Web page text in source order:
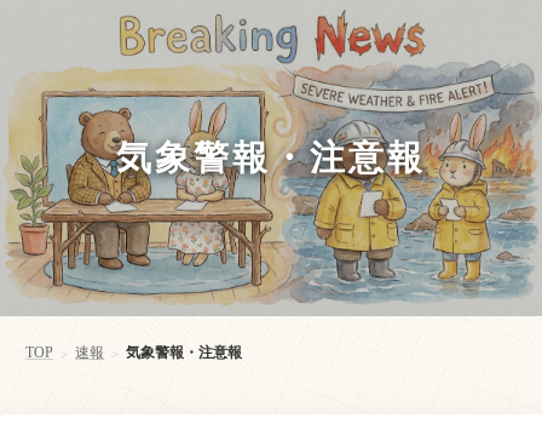
気象警報・注意報
TOP > 速報 > 気象警報・注意報